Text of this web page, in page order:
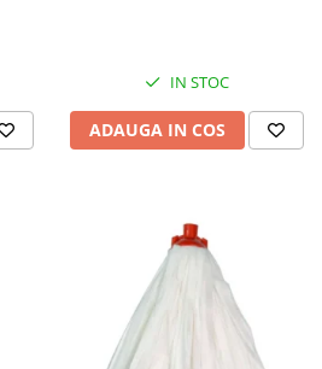
IN STOC
ADAUGA IN COS